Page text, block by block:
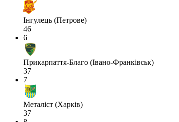
Інгулець (Петрове)
46
6
Прикарпаття-Благо (Івано-Франківськ)
37
7
Металіст (Харків)
37